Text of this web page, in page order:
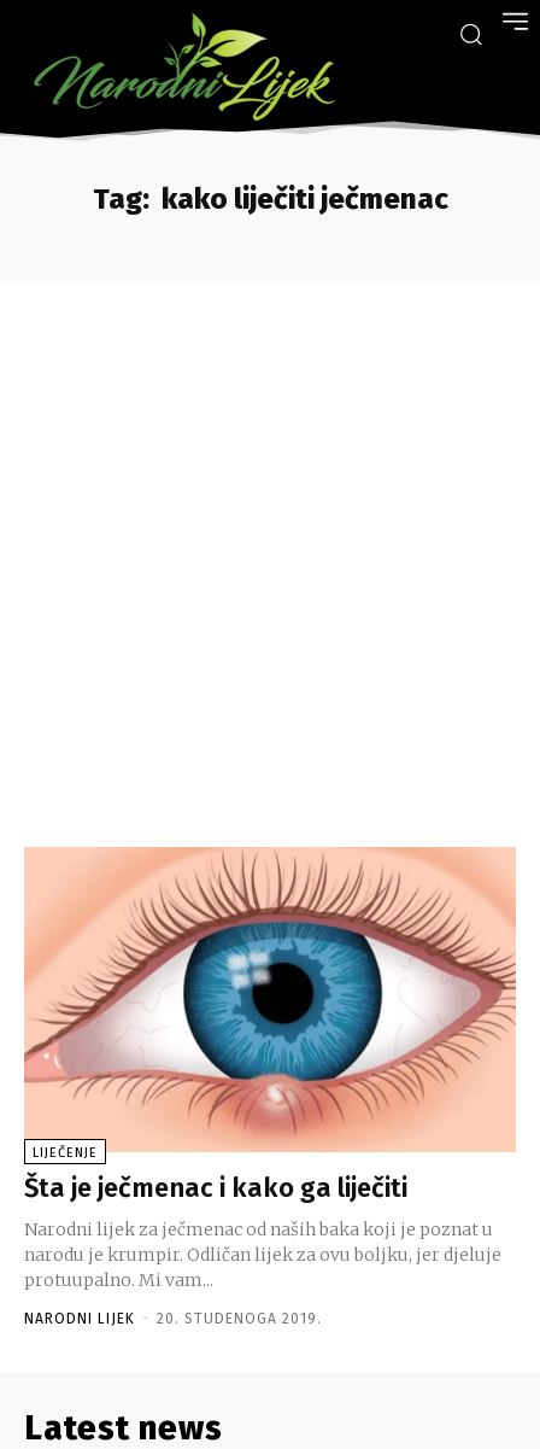
Tag: kako liječiti ječmenac
LIJEČENJE
Šta je ječmenac i kako ga liječiti
Narodni lijek za ječmenac od naših baka koji je poznat u
narodu je krumpir. Odličan lijek za ovu boljku, jer djeluje
protuupalno. Mi vam...
NARODNI LIJEK - 20. STUDENOGA 2019.
Latest news